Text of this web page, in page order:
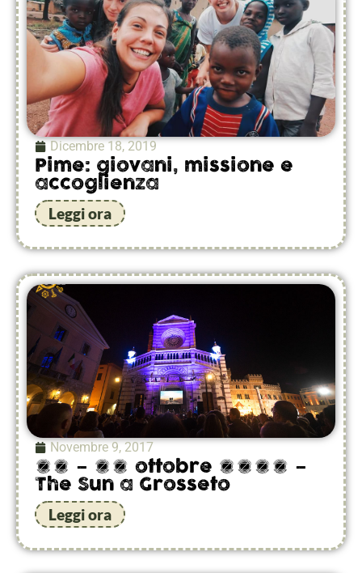
Dicembre 18, 2019
Pime: giovani, missione e
accoglienza
Leggi ora
Novembre 9, 2017
26 – 29 ottobre 2017 –
The Sun a Grosseto
Leggi ora